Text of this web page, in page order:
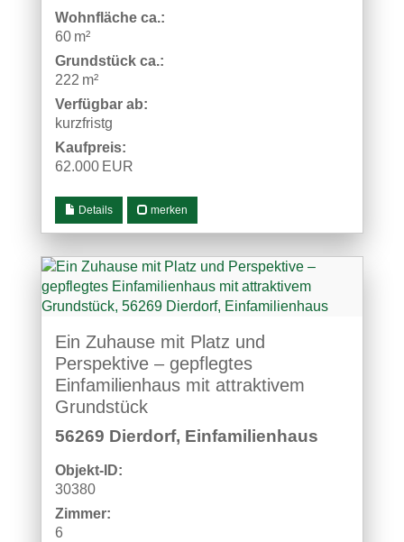
Wohnfläche ca.:
60 m²
Grund­stück ca.:
222 m²
Verfügbar ab:
kurzfristg
Kaufpreis:
62.000 EUR
Details merken
Ein Zuhause mit Platz und
Perspektive – gepflegtes
Einfamilienhaus mit attraktivem
Grundstück
56269 Dierdorf, Einfamilienhaus
Objekt-ID:
30380
Zimmer:
6